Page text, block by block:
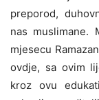
preporod,
nas muslimane.
mjesecu
ovdje, sa ovim
kroz ovu